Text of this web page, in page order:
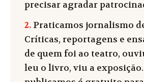
precisar agradar
2. Praticamos jornalismo
Críticas, reportagens e
de quem foi ao teatro,
leu o livro, viu a